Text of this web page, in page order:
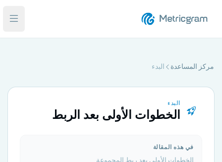
فتح
مركز المساعدة البدء
البدء
الخطوات الأولى بعد الربط
في هذه المقالة
الخطوات الأولى بعد ربط المجموعة